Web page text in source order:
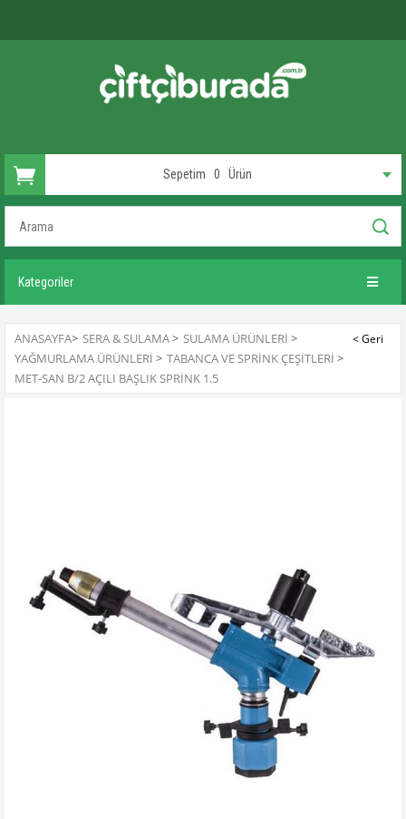
Sepetim 0 Ürün
Kategoriler
ANASAYFA> SERA & SULAMA> SULAMA ÜRÜNLERI >
YAĞMURLAMA ÜRÜNLERI > TABANCA VE SPRINK ÇEŞITLERI >
MET-SAN B/2 AÇILI BAŞLIK SPRINK 1.5